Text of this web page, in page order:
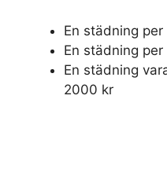
En städning
En städning
En städning
2000 kr